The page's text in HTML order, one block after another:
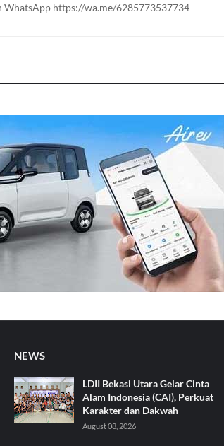
WhatsApp https://wa.me/6285773537734
NEWS
LDII Bekasi Utara Gelar Cinta
Alam Indonesia (CAI), Perkuat
Karakter dan Dakwah
August 08, 2026